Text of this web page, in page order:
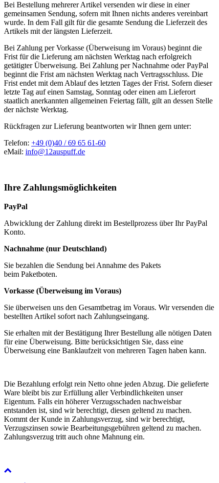
Bei Bestellung mehrerer Artikel versenden wir diese in einer
gemeinsamen Sendung, sofern mit Ihnen nichts anderes vereinbart
wurde. In dem Fall gilt für die gesamte Sendung die Lieferzeit des
Artikels mit der längsten Lieferzeit.
Bei Zahlung per Vorkasse (Überweisung im Voraus) beginnt die
Frist für die Lieferung am nächsten Werktag nach erfolgreich
getätigter Überweisung. Bei Zahlung per Nachnahme oder PayPal
beginnt die Frist am nächsten Werktag nach Vertragsschluss. Die
Frist endet mit dem Ablauf des letzten Tages der Frist. Sofern dieser
letzte Tag auf einen Samstag, Sonntag oder einen am Lieferort
staatlich anerkannten allgemeinen Feiertag fällt, gilt an dessen Stelle
der nächste Werktag.
Rückfragen zur Lieferung beantworten wir Ihnen gern unter:
Telefon: +49 (0)40 / 69 65 61-60
eMail: info@12auspuff.de
Ihre Zahlungsmöglichkeiten
PayPal
Abwicklung der Zahlung direkt im Bestellprozess über Ihr PayPal
Konto.
Nachnahme (nur Deutschland)
Sie bezahlen die Sendung bei Annahme des Pakets
beim Paketboten.
Vorkasse (Überweisung im Voraus)
Sie überweisen uns den Gesamtbetrag im Voraus. Wir versenden die
bestellten Artikel sofort nach Zahlungseingang.
Sie erhalten mit der Bestätigung Ihrer Bestellung alle nötigen Daten
für eine Überweisung. Bitte berücksichtigen Sie, dass eine
Überweisung eine Banklaufzeit von mehreren Tagen haben kann.
Die Bezahlung erfolgt rein Netto ohne jeden Abzug. Die gelieferte
Ware bleibt bis zur Erfüllung aller Verbindlichkeiten unser
Eigentum. Falls ein höherer Verzugsschaden nachweisbar
entstanden ist, sind wir berechtigt, diesen geltend zu machen.
Kommt der Kunde in Zahlungsverzug, sind wir berechtigt,
Verzugszinsen sowie Bearbeitungsgebühren geltend zu machen.
Zahlungsverzug tritt auch ohne Mahnung ein.